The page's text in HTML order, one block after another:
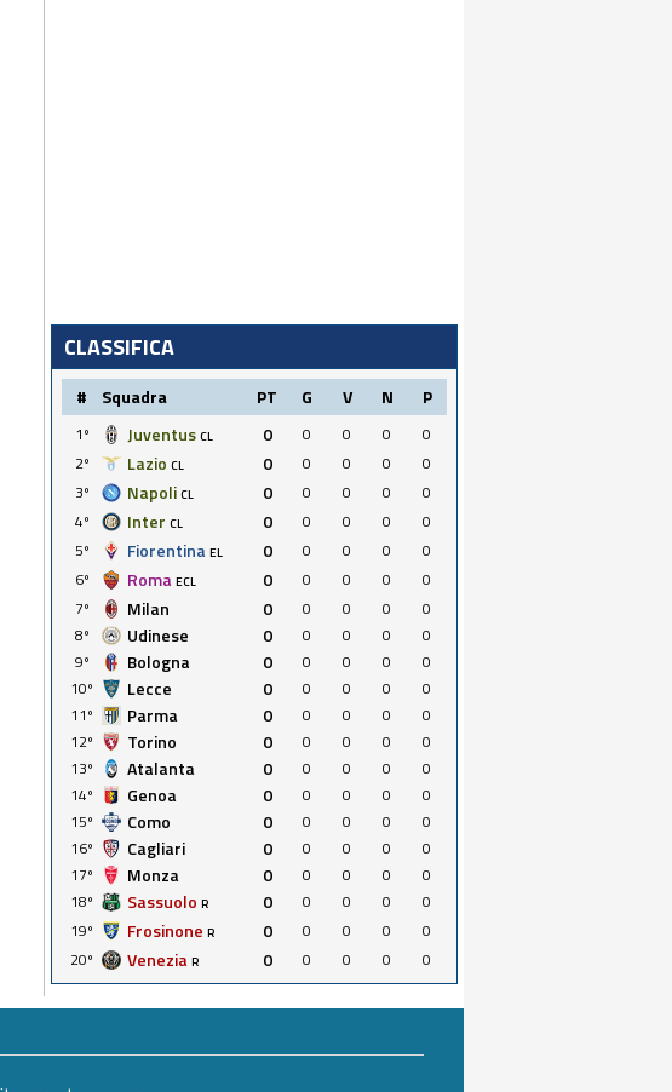
CLASSIFICA
# Squadra PT G V N P
1º Juventus CL 0 0 0 0
0
2º
Lazio CL 0 0 0 0
0
3º
Napoli CL 0 0 0 0
0
4º
Inter CL 0 0 0 0
0
5º
Fiorentina EL 0 0 0 0
0
6º
Roma ECL 0 0 0 0
0
7º
Milan 0 0 0 0
0
8º
Udinese 0 0 0 0
0
9º
Bologna 0 0 0 0
0
10º
Lecce 0 0 0 0
0
11º
Parma 0 0 0 0
0
12º
Torino 0 0 0 0
0
13º
Atalanta 0 0 0 0
0
14º
Genoa 0 0 0 0
0
15º
Como 0 0 0 0
0
16º
Cagliari 0 0 0 0
0
17º
Monza 0 0 0 0
0
18º
Sassuolo R 0 0 0 0
0
19º
Frosinone R 0 0 0 0
0
20º
Venezia R 0 0 0 0 0